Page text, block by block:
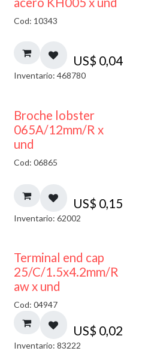
Cod: 10343
US$ 0,04
Inventario: 468780
Broche lobster
065A/12mm/R x
und
Cod: 06865
US$ 0,15
Inventario: 62002
Terminal end cap
25/C/1.5x4.2mm/R
aw x und
Cod: 04947
US$ 0,02
Inventario: 83222